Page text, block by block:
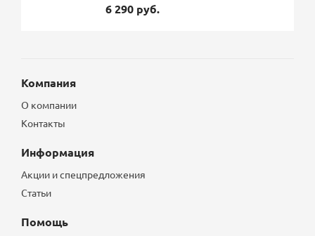
6 290 руб.
Компания
О компании
Контакты
Информация
Акции и спецпредложения
Статьи
Помощь